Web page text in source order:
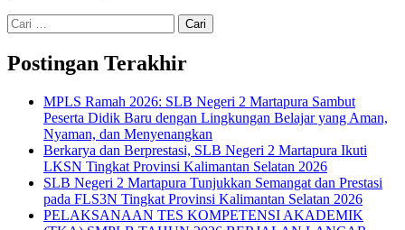
Cari
untuk:
Postingan Terakhir
MPLS Ramah 2026: SLB Negeri 2 Martapura Sambut
Peserta Didik Baru dengan Lingkungan Belajar yang Aman,
Nyaman, dan Menyenangkan
Berkarya dan Berprestasi, SLB Negeri 2 Martapura Ikuti
LKSN Tingkat Provinsi Kalimantan Selatan 2026
SLB Negeri 2 Martapura Tunjukkan Semangat dan Prestasi
pada FLS3N Tingkat Provinsi Kalimantan Selatan 2026
PELAKSANAAN TES KOMPETENSI AKADEMIK